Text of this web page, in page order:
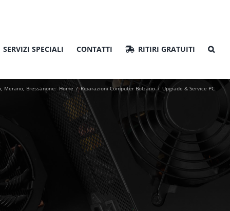
SERVIZI SPECIALI CONTATTI RITIRI GRATUITI
Merano, Bressanone: Home Riparazioni Computer Bolzano Upgrade & Service PC